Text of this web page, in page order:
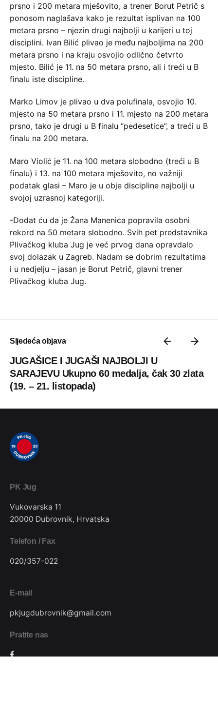
prsno i 200 metara mješovito, a trener Borut Petrič s
ponosom naglašava kako je rezultat isplivan na 100
metara prsno – njezin drugi najbolji u karijeri u toj
disciplini. Ivan Bilić plivao je među najboljima na 200
metara prsno i na kraju osvojio odlično četvrto
mjesto. Bilić je 11. na 50 metara prsno, ali i treći u B
finalu iste discipline.
Marko Limov je plivao u dva polufinala, osvojio 10.
mjesto na 50 metara prsno i 11. mjesto na 200 metara
prsno, tako je drugi u B finalu “pedesetice”, a treći u B
finalu na 200 metara.
Maro Violić je 11. na 100 metara slobodno (treći u B
finalu) i 13. na 100 metara mješovito, no važniji
podatak glasi – Maro je u obje discipline najbolji u
svojoj uzrasnoj kategoriji.
-Dodat ću da je Žana Manenica popravila osobni
rekord na 50 metara slobodno. Svih pet predstavnika
Plivačkog kluba Jug je već prvog dana opravdalo
svoj dolazak u Zagreb. Nadam se dobrim rezultatima
i u nedjelju – jasan je Borut Petrič, glavni trener
Plivačkog kluba Jug.
Sljedeća objava
JUGAŠICE I JUGAŠI NAJBOLJI U
SARAJEVU Ukupno 60 medalja, čak 30 zlata
(19. – 21. listopada)
PK Jug
Vukovarska 11
20000 Dubrovnik, Hrvatska
Telefon / Fax
020/357-022
E-mail
pkjugdubrovnik@gmail.com
Pratite nas